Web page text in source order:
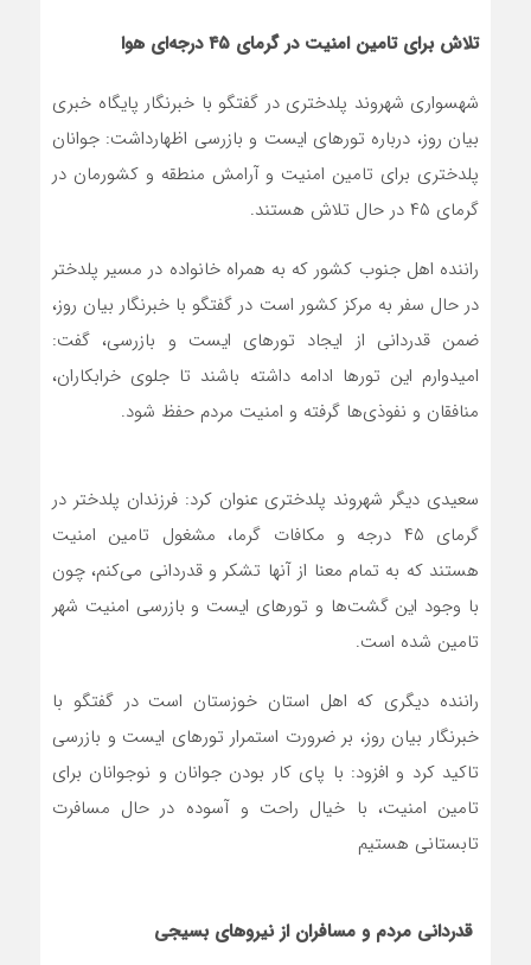
راننده اهل جنوب کشور که به همراه خانواده در مسیر پلدختر
در حال سفر به مرکز کشور است در گفتگو با خبرنگار بیان روز،
ضمن قدردانی از ایجاد تورهای ایست و بازرسی، گفت:
امیدوارم این تورها ادامه داشته باشند تا جلوی خرابکاران،
منافقان و نفوذی‌ها گرفته و امنیت مردم حفظ شود.
سعیدی دیگر شهروند پلدختری عنوان کرد: فرزندان پلدختر در
گرمای ۴۵ درجه و مکافات گرما، مشغول تامین امنیت
هستند که به تمام معنا از آنها تشکر و قدردانی می‌کنم، چون
با وجود این گشت‌ها و تورهای ایست و بازرسی امنیت شهر
تامین شده است.
راننده دیگری که اهل استان خوزستان است در گفتگو با
خبرنگار بیان روز، بر ضرورت استمرار تورهای ایست و بازرسی
تاکید کرد و افزود: با پای کار بودن جوانان و نوجوانان برای
تامین امنیت، با خیال راحت و آسوده در حال مسافرت
تابستانی هستیم
قدردانی مردم و مسافران از نیروهای بسیجی
وی افزود: علی‌رغم گرمای هوا، برخورد با تورهای ایست و
بازرسی برایمان خوشحال کننده است؛ چون می‌دانیم کسانی
در حال تلاش برای تامین امنیت و آرامش ما هستند.
پلدختر در گفتگو با خبرنگار بیان روز، عنوان کرد: ما